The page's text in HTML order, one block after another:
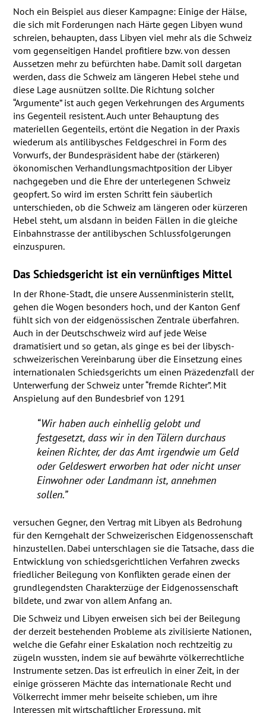
Noch ein Beispiel aus dieser Kampagne: Einige der Hälse,
die sich mit Forderungen nach Härte gegen Libyen wund
schreien, behaupten, dass Libyen viel mehr als die Schweiz
vom gegenseitigen Handel profitiere bzw. von dessen
Aussetzen mehr zu befürchten habe. Damit soll dargetan
werden, dass die Schweiz am längeren Hebel stehe und
diese Lage ausnützen sollte. Die Richtung solcher
“Argumente” ist auch gegen Verkehrungen des Arguments
ins Gegenteil resistent. Auch unter Behauptung des
materiellen Gegenteils, ertönt die Negation in der Praxis
wiederum als antilibysches Feldgeschrei in Form des
Vorwurfs, der Bundespräsident habe der (stärkeren)
ökonomischen Verhandlungsmachtposition der Libyer
nachgegeben und die Ehre der unterlegenen Schweiz
geopfert. So wird im ersten Schritt fein säuberlich
unterschieden, ob die Schweiz am längeren oder kürzeren
Hebel steht, um alsdann in beiden Fällen in die gleiche
Einbahnstrasse der antilibyschen Schlussfolgerungen
einzuspuren.
Das Schiedsgericht ist ein vernünftiges Mittel
In der Rhone-Stadt, die unsere Aussenministerin stellt,
gehen die Wogen besonders hoch, und der Kanton Genf
fühlt sich von der eidgenössischen Zentrale überfahren.
Auch in der Deutschschweiz wird auf jede Weise
dramatisiert und so getan, als ginge es bei der libysch-
schweizerischen Vereinbarung über die Einsetzung eines
internationalen Schiedsgerichts um einen Präzedenzfall der
Unterwerfung der Schweiz unter “fremde Richter”. Mit
Anspielung auf den Bundesbrief von 1291
“Wir haben auch einhellig gelobt und
festgesetzt, dass wir in den Tälern durchaus
keinen Richter, der das Amt irgendwie um Geld
oder Geldeswert erworben hat oder nicht unser
Einwohner oder Landmann ist, annehmen
sollen.”
versuchen Gegner, den Vertrag mit Libyen als Bedrohung
für den Kerngehalt der Schweizerischen Eidgenossenschaft
hinzustellen. Dabei unterschlagen sie die Tatsache, dass die
Entwicklung von schiedsgerichtlichen Verfahren zwecks
friedlicher Beilegung von Konflikten gerade einen der
grundlegendsten Charakterzüge der Eidgenossenschaft
bildete, und zwar von allem Anfang an.
Die Schweiz und Libyen erweisen sich bei der Beilegung
der derzeit bestehenden Probleme als zivilisierte Nationen,
welche die Gefahr einer Eskalation noch rechtzeitig zu
zügeln wussten, indem sie auf bewährte völkerrechtliche
Instrumente setzen. Das ist erfreulich in einer Zeit, in der
einige grösseren Mächte das internationale Recht und
Völkerrecht immer mehr beiseite schieben, um ihre
Interessen mit wirtschaftlicher Erpressung, mit